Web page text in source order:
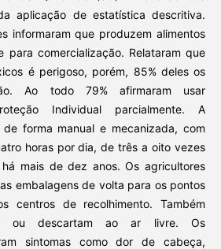
aplicação de estatística descritiva.
informaram que produzem alimentos
para comercialização. Relataram que
é perigoso, porém, 85% deles os
Ao todo 79% afirmaram usar
Individual parcialmente. A
forma manual e mecanizada, com
horas por dia, de três a oito vezes
mais de dez anos. Os agricultores
embalagens de volta para os pontos
centros de recolhimento. Também
ou descartam ao ar livre. Os
sintomas como dor de cabeça,